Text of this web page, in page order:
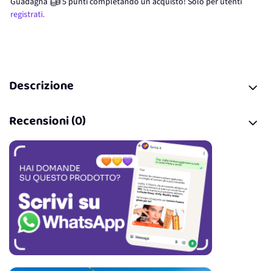
registrati.
Descrizione
Recensioni (0)